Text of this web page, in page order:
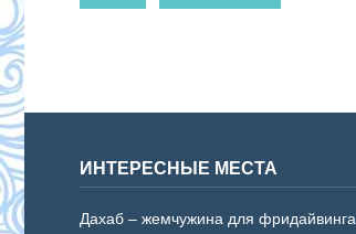
ИНТЕРЕСНЫЕ МЕСТА
Дахаб – жемчужина для фридайвинга